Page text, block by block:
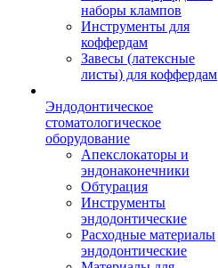
наборы клампов
Инструменты для
коффердам
Завесы (латексные
листы) для коффердам
Эндодонтическое
стоматологическое
оборудование
Апекслокаторы и
эндонаконечники
Обтурация
Инструменты
эндодонтические
Расходные материалы
эндодонтические